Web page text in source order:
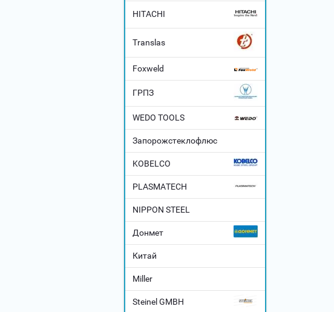
HITACHI
Translas
Foxweld
ГРПЗ
WEDO TOOLS
Запорожстеклофлюс
KOBELCO
PLASMATECH
NIPPON STEEL
Донмет
Китай
Miller
Steinel GMBH